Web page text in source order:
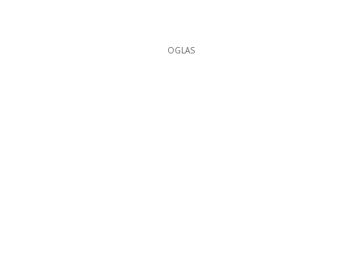
OGLAS